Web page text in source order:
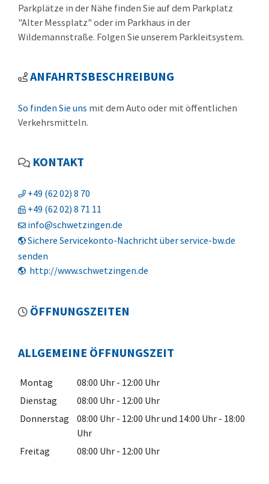
Parkplätze in der Nähe finden Sie auf dem Parkplatz
"Alter Messplatz" oder im Parkhaus in der
Wildemannstraße. Folgen Sie unserem Parkleitsystem.
ANFAHRTSBESCHREIBUNG
So finden Sie uns mit dem Auto oder mit öffentlichen
Verkehrsmitteln.
KONTAKT
+49 (6202) 8 70
+49 (6202) 8 71 11
info@schwetzingen.de
Sichere Servicekonto-Nachricht über service-bw.de
senden
http://www.schwetzingen.de
ÖFFNUNGSZEITEN
ALLGEMEINE ÖFFNUNGSZEIT
Montag 08:00 Uhr - 12:00 Uhr
Dienstag
08:00 Uhr - 12:00 Uhr
Donnerstag
08:00 Uhr - 12:00 Uhrund 14:00 Uhr - 18:00
Uhr
Freitag
08:00 Uhr - 12:00 Uhr